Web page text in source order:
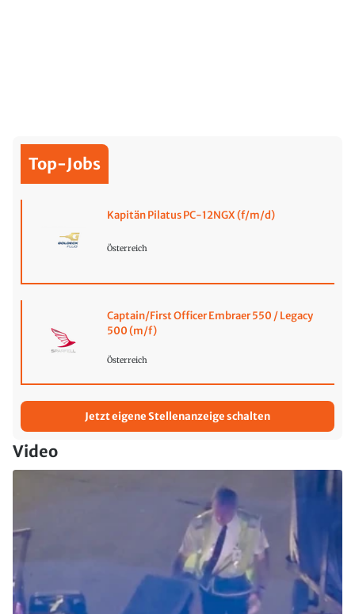
Top-Jobs
Kapitän Pilatus PC-12NGX (f/m/d)
Österreich
Captain/First Officer Embraer 550 / Legacy
500 (m/f)
Österreich
Jetzt eigene Stellenanzeige schalten
Video